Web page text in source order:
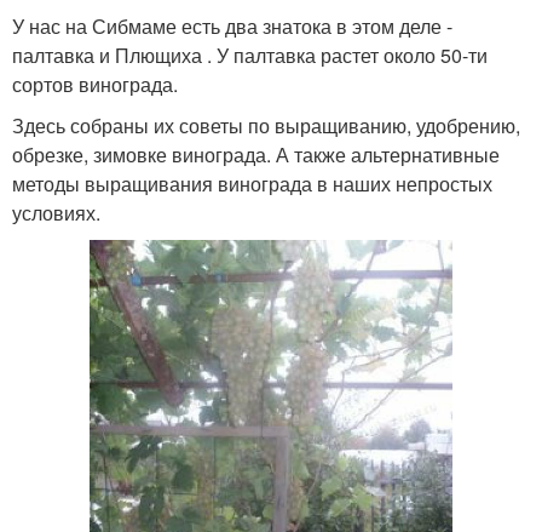
У нас на Сибмаме есть два знатока в этом деле -
палтавка и Плющиха . У палтавка растет около 50-ти
сортов винограда.
Здесь собраны их советы по выращиванию, удобрению,
обрезке, зимовке винограда. А также альтернативные
методы выращивания винограда в наших непростых
условиях.